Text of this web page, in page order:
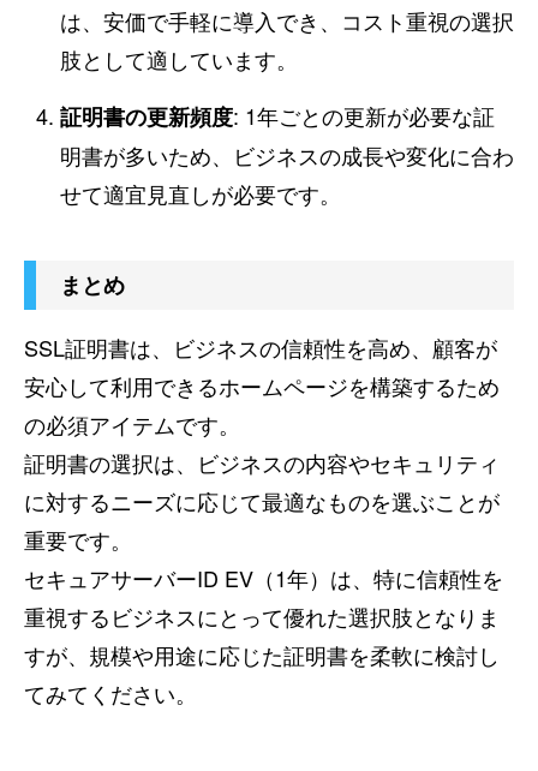
は、安価で手軽に導入でき、コスト重視の選択
肢として適しています。
証明書の更新頻度: 1年ごとの更新が必要な証
明書が多いため、ビジネスの成長や変化に合わ
せて適宜見直しが必要です。
まとめ
SSL証明書は、ビジネスの信頼性を高め、顧客が
安心して利用できるホームページを構築するため
の必須アイテムです。
証明書の選択は、ビジネスの内容やセキュリティ
に対するニーズに応じて最適なものを選ぶことが
重要です。
セキュアサーバーID EV（1年）は、特に信頼性を
重視するビジネスにとって優れた選択肢となりま
すが、規模や用途に応じた証明書を柔軟に検討し
てみてください。